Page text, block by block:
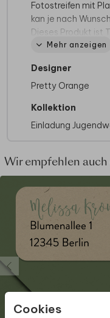
Cookies
Fotostreifen mit
kan je nach
Dieses Produkt ist
SetsSpring Vibes.
Auf der Suche
hier unsere
Mehr anzeigen
Designer
Pretty Orange
Kollektion
Einladung
Wir empfehlen